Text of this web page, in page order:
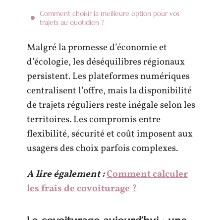
Comment choisir la meilleure option pour vos
trajets au quotidien ?
Malgré la promesse d’économie et
d’écologie, les déséquilibres régionaux
persistent. Les plateformes numériques
centralisent l’offre, mais la disponibilité
de trajets réguliers reste inégale selon les
territoires. Les compromis entre
flexibilité, sécurité et coût imposent aux
usagers des choix parfois complexes.
A lire également :Comment calculer
les frais de covoiturage ?